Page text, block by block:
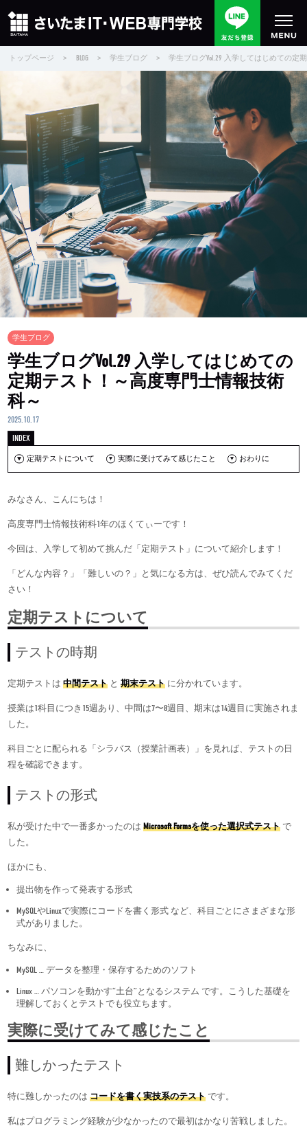
トップページ > BLOG > 学生ブログ > 学生ブログVol.29 入学してはじめての定
定期テストについて 実際に受けてみて感じたこと おわりに
学生ブログ
学生ブログVol.29 入学してはじめての
定期テスト！～高度専門士情報技術
科～
2025.10.17
みなさん、こんにちは！
高度専門士情報技術科1年のほくてぃーです！
今回は、入学して初めて挑んだ「定期テスト」について紹介します！
「どんな内容？」「難しいの？」と気になる方は、ぜひ読んでみてくだ
さい！
定期テストについて
テストの時期
定期テストは中間テスト と期末テスト に分かれています。
授業は1科目につき15週あり、中間は7〜8週目、期末は14週目に実施されま
した。
科目ごとに配られる「シラバス（授業計画表）」を見れば、テストの日
程を確認できます。
テストの形式
私が受けた中で一番多かったのはMicrosoft Formsを使った選択式テスト で
した。
ほかにも、
提出物を作って発表する形式
MySQLやLinuxで実際にコードを書く形式 など、科目ごとにさまざまな形
式がありました。
ちなみに、
MySQL … データを整理・保存するためのソフト
Linux … パソコンを動かす“土台”となるシステム です。こうした基礎を
理解しておくとテストでも役立ちます。
実際に受けてみて感じたこと
難しかったテスト
特に難しかったのはコードを書く実技系のテスト です。
私はプログラミング経験が少なかったので最初はかなり苦戦しました。